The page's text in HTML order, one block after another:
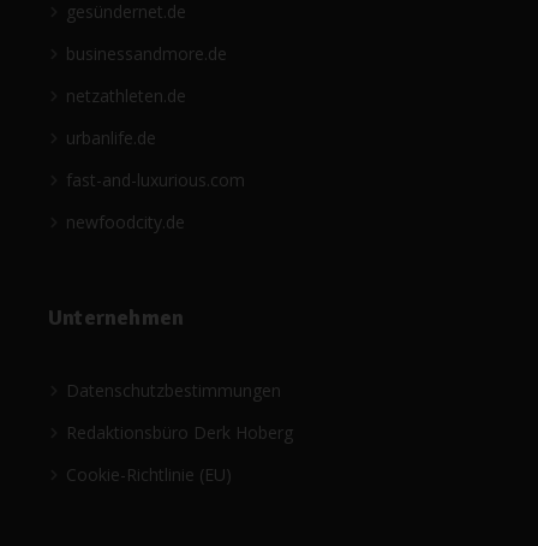
gesündernet.de
businessandmore.de
netzathleten.de
urbanlife.de
fast-and-luxurious.com
newfoodcity.de
Unternehmen
Datenschutzbestimmungen
Redaktionsbüro Derk Hoberg
Cookie-Richtlinie (EU)